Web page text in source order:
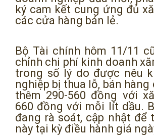
ký cam kết cung ứng đủ
các cửa hàng bán lẻ.
Bộ Tài chính hôm 11/11
chỉnh chi phí kinh doanh
trong số lý do được nêu
nghiệp bị thua lỗ, bán hàng
thêm 290-560 đồng với
660 đồng với mỗi lít dầu.
đang rà soát, cập nhật để
này tại kỳ điều hành giá